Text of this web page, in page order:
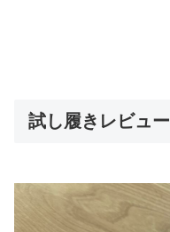
試し履きレビュー